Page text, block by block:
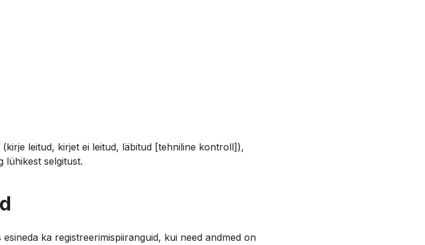
leitud, kirjet ei leitud, läbitud [tehniline kontroll]),
lühikest selgitust.
ka registreerimispiiranguid, kui need andmed on